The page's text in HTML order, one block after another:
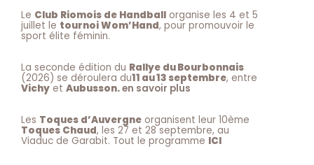
Le Club Riomois de Handball organise les 4 et 5
juillet le tournoi Wom’Hand, pour promouvoir le
sport élite féminin.
La seconde édition du Rallye du Bourbonnais
(2026) se déroulera du11 au 13 septembre, entre
Vichy et Aubusson.en savoir plus
Les Toques d’Auvergne organisent leur 10ème
Toques Chaud, les 27 et 28 septembre, au
Viaduc de Garabit. Tout le programme ICI